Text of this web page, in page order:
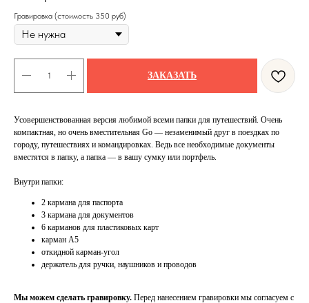
Гравировка (стоимость 350 руб)
ЗАКАЗАТЬ
Усовершенствованная версия любимой всеми папки для путешествий. Очень
компактная, но очень вместительная Go — незаменимый друг в поездках по
городу, путешествиях и командировках. Ведь все необходимые документы
вместятся в папку, а папка — в вашу сумку или портфель.
Внутри папки:
2 кармана для паспорта
3 кармана для документов
6 карманов для пластиковых карт
карман А5
откидной карман-угол
держатель для ручки, наушников и проводов
Мы можем сделать гравировку. Перед нанесением гравировки мы согласуем с